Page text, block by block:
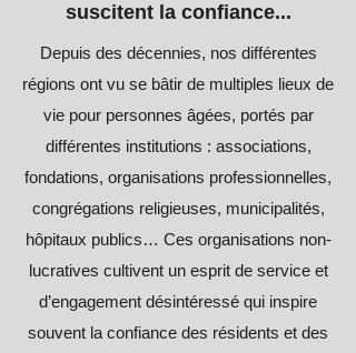
suscitent la confiance...
Depuis des décennies, nos différentes
régions ont vu se bâtir de multiples lieux de
vie pour personnes âgées, portés par
différentes institutions : associations,
fondations, organisations professionnelles,
congrégations religieuses, municipalités,
hôpitaux publics… Ces organisations non-
lucratives cultivent un esprit de service et
d’engagement désintéressé qui inspire
souvent la confiance des résidents et des